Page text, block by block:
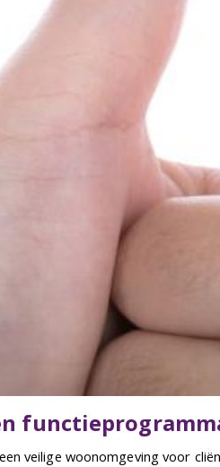
veilige woonomgeving voor